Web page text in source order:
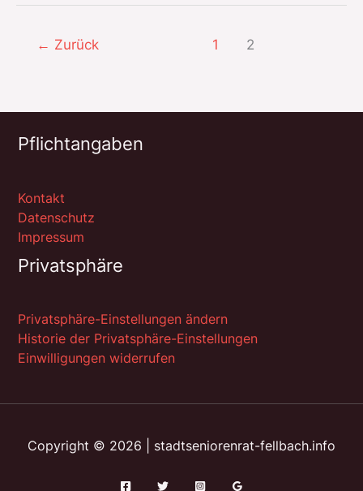
Wärmepumpen
← Zurück 1 2
Pflichtangaben
Kontakt
Datenschutz
Impressum
Privatsphäre
Privatsphäre-Einstellungen ändern
Historie der Privatsphäre-Einstellungen
Einwilligungen widerrufen
Copyright © 2026 | stadtseniorenrat-fellbach.info